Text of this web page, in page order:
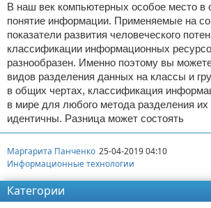
В наш век компьютерных особое место в
понятие информации. Применяемые на
показатели развития человеческого
классификации информационных
разнообразен. Именно поэтому вы
видов разделения данных на классы и
в общих чертах, классификация
в мире для любого метода разделения их
идентичны. Разница может состоять
Маргарита Панченко 25-04-2019 04:10
Информационные технологии
Категории